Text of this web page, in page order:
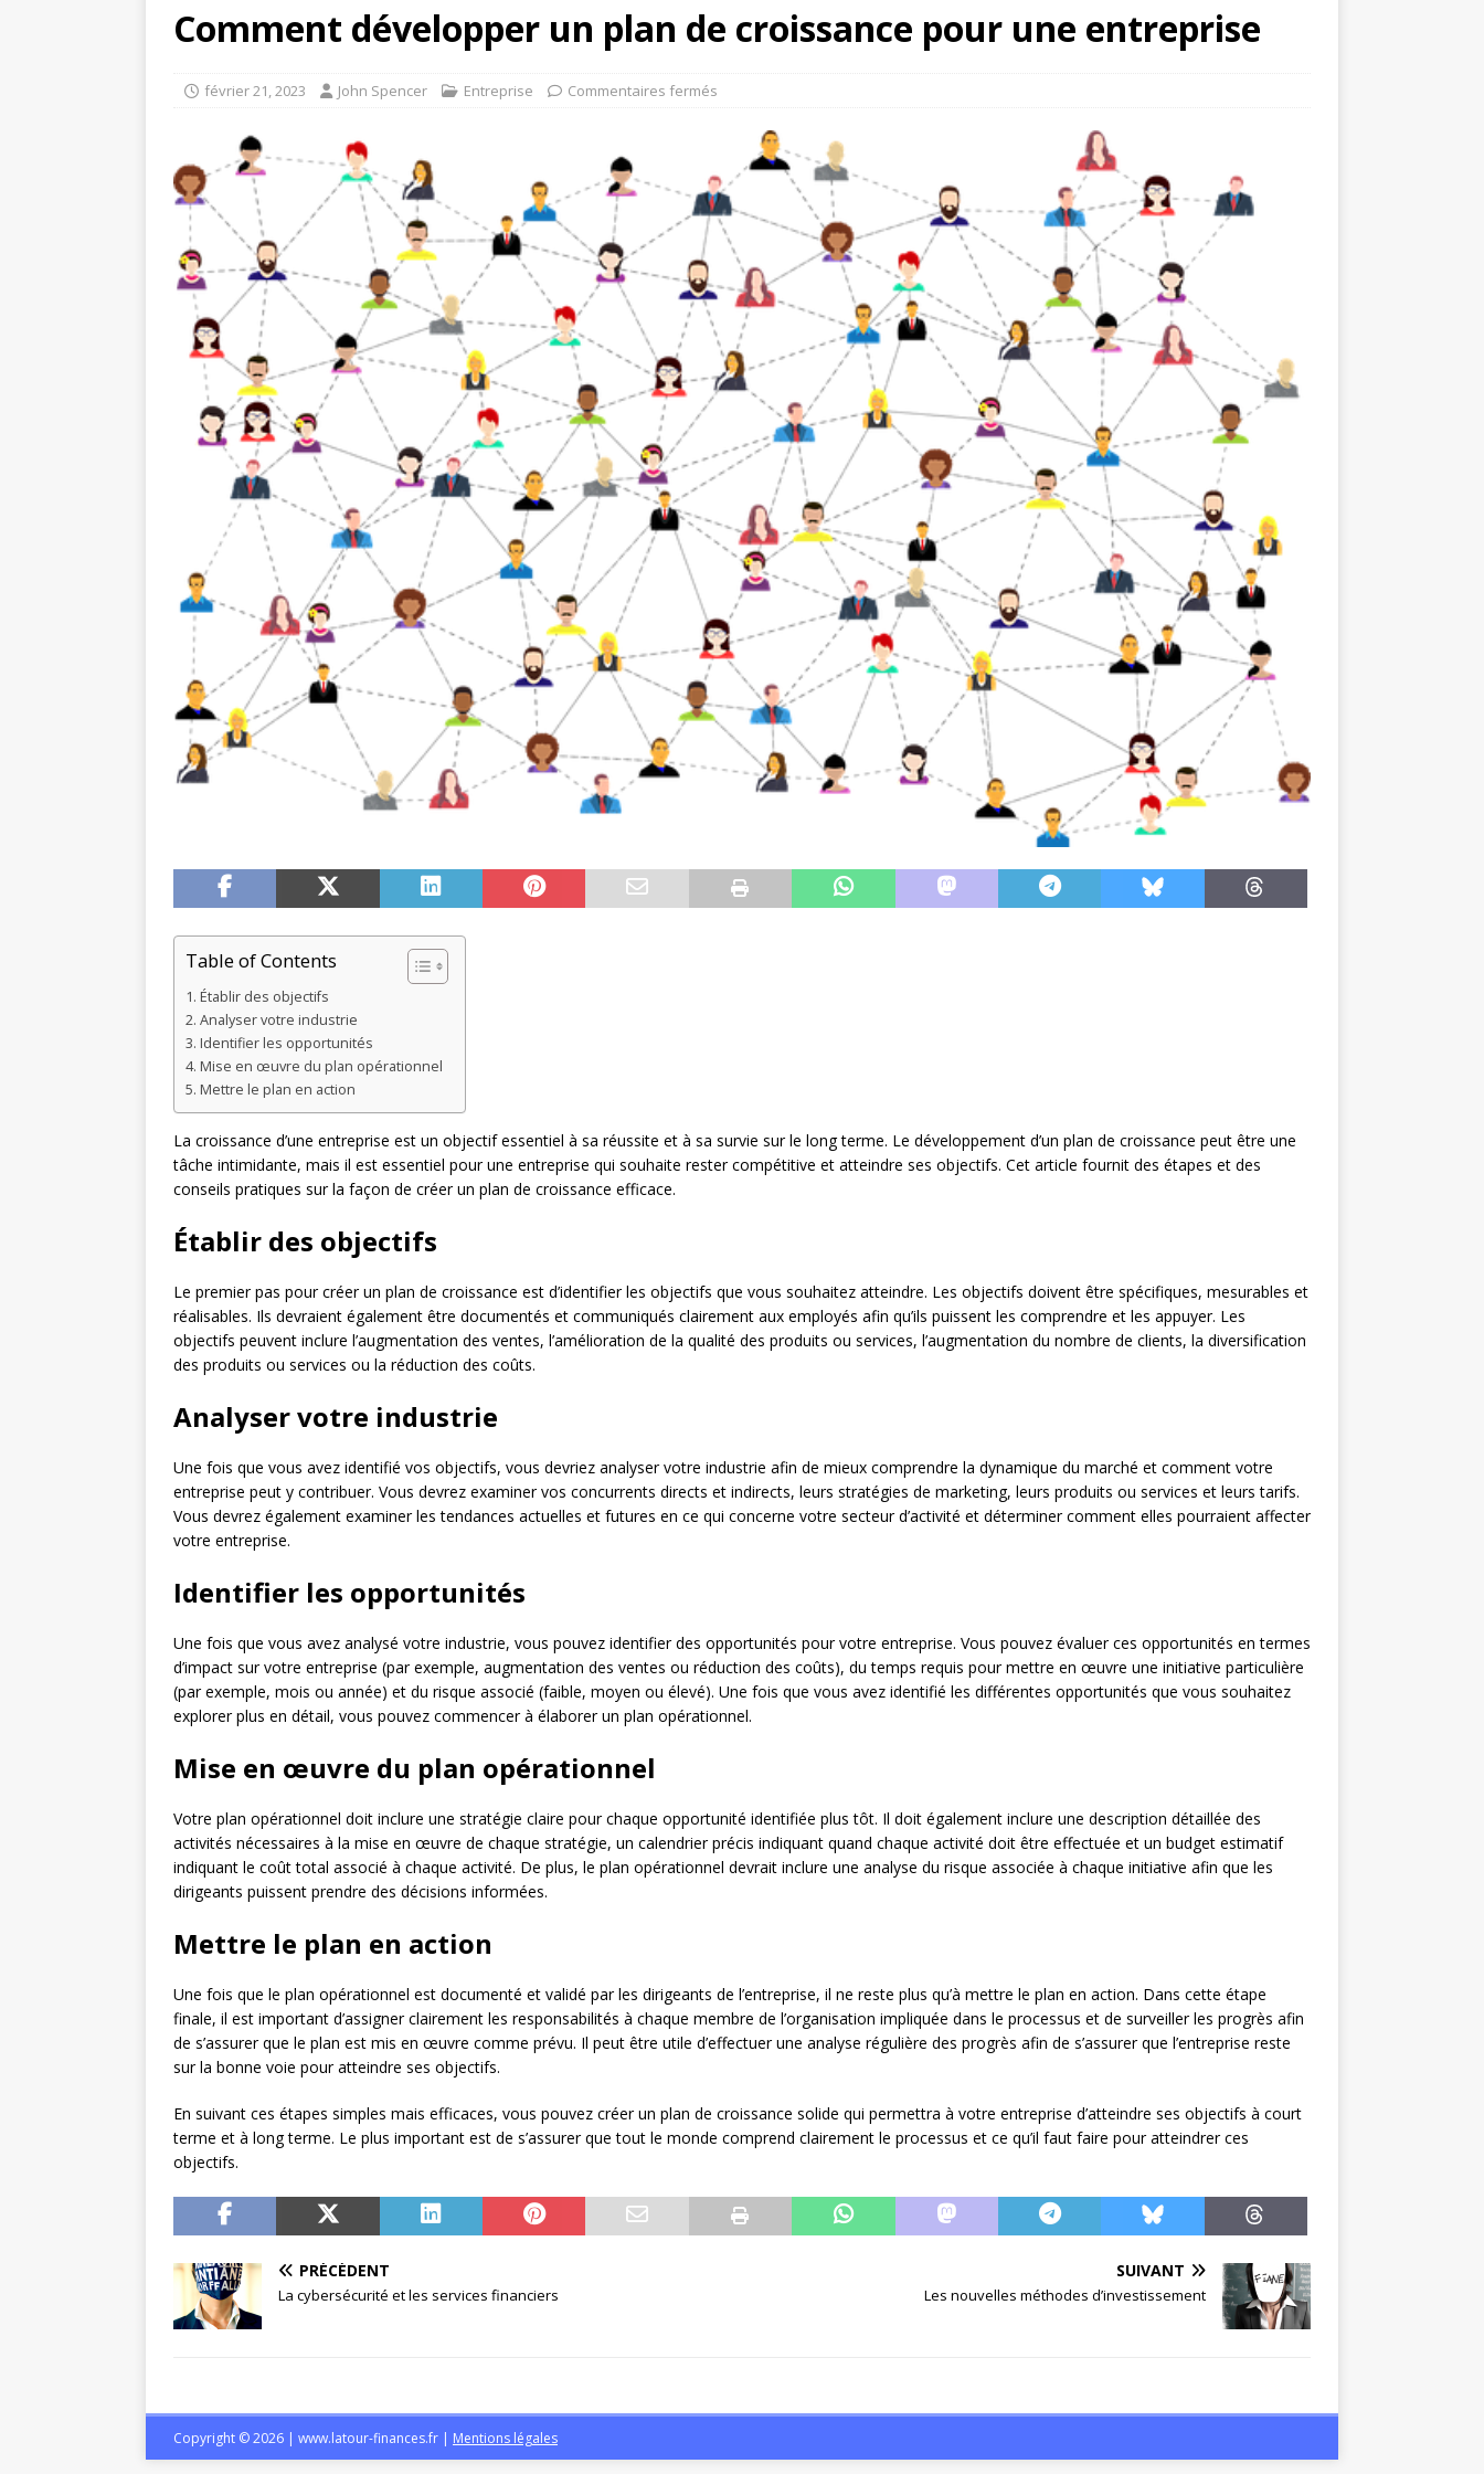
Comment développer un plan de croissance pour une entreprise
février 21, 2023 John Spencer Entreprise Commentaires fermés
Table of Contents
Établir des objectifs
Analyser votre industrie
Identifier les opportunités
Mise en œuvre du plan opérationnel
Mettre le plan en action
La croissance d’une entreprise est un objectif essentiel à sa réussite et à sa survie sur le long terme. Le développement d’un plan de croissance peut être une
tâche intimidante, mais il est essentiel pour une entreprise qui souhaite rester compétitive et atteindre ses objectifs. Cet article fournit des étapes et des
conseils pratiques sur la façon de créer un plan de croissance efficace.
Établir des objectifs
Le premier pas pour créer un plan de croissance est d’identifier les objectifs que vous souhaitez atteindre. Les objectifs doivent être spécifiques, mesurables et
réalisables. Ils devraient également être documentés et communiqués clairement aux employés afin qu’ils puissent les comprendre et les appuyer. Les
objectifs peuvent inclure l’augmentation des ventes, l’amélioration de la qualité des produits ou services, l’augmentation du nombre de clients, la diversification
des produits ou services ou la réduction des coûts.
Analyser votre industrie
Une fois que vous avez identifié vos objectifs, vous devriez analyser votre industrie afin de mieux comprendre la dynamique du marché et comment votre
entreprise peut y contribuer. Vous devrez examiner vos concurrents directs et indirects, leurs stratégies de marketing, leurs produits ou services et leurs tarifs.
Vous devrez également examiner les tendances actuelles et futures en ce qui concerne votre secteur d’activité et déterminer comment elles pourraient affecter
votre entreprise.
Identifier les opportunités
Une fois que vous avez analysé votre industrie, vous pouvez identifier des opportunités pour votre entreprise. Vous pouvez évaluer ces opportunités en termes
d’impact sur votre entreprise (par exemple, augmentation des ventes ou réduction des coûts), du temps requis pour mettre en œuvre une initiative particulière
(par exemple, mois ou année) et du risque associé (faible, moyen ou élevé). Une fois que vous avez identifié les différentes opportunités que vous souhaitez
explorer plus en détail, vous pouvez commencer à élaborer un plan opérationnel.
Mise en œuvre du plan opérationnel
Votre plan opérationnel doit inclure une stratégie claire pour chaque opportunité identifiée plus tôt. Il doit également inclure une description détaillée des
activités nécessaires à la mise en œuvre de chaque stratégie, un calendrier précis indiquant quand chaque activité doit être effectuée et un budget estimatif
indiquant le coût total associé à chaque activité. De plus, le plan opérationnel devrait inclure une analyse du risque associée à chaque initiative afin que les
dirigeants puissent prendre des décisions informées.
Mettre le plan en action
Une fois que le plan opérationnel est documenté et validé par les dirigeants de l’entreprise, il ne reste plus qu’à mettre le plan en action. Dans cette étape
finale, il est important d’assigner clairement les responsabilités à chaque membre de l’organisation impliquée dans le processus et de surveiller les progrès afin
de s’assurer que le plan est mis en œuvre comme prévu. Il peut être utile d’effectuer une analyse régulière des progrès afin de s’assurer que l’entreprise reste
sur la bonne voie pour atteindre ses objectifs.
En suivant ces étapes simples mais efficaces, vous pouvez créer un plan de croissance solide qui permettra à votre entreprise d’atteindre ses objectifs à court
terme et à long terme. Le plus important est de s’assurer que tout le monde comprend clairement le processus et ce qu’il faut faire pour atteindrer ces
objectifs.
PRÉCÉDENT
La cybersécurité et les services financiers
SUIVANT
Les nouvelles méthodes d’investissement
Copyright © 2026 | www.latour-finances.fr | Mentions légales